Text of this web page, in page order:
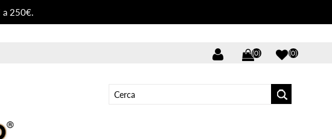
a 250€.
(0) (0)